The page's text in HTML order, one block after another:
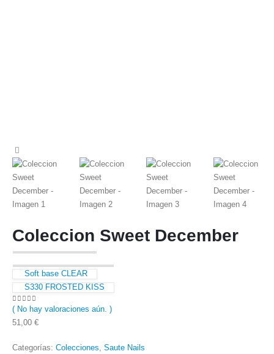
Coleccion Sweet December
Soft base CLEAR
S330 FROSTED KISS
0 out of 5
( No hay valoraciones aún. )
51,00 €
Categorías: Colecciones Saute Nails